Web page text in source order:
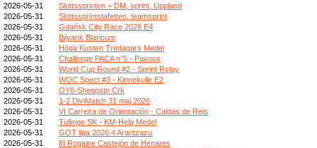
2026-05-31
Slottssprinten + DM, sprint, Uppland
2026-05-31
Slottssprintstafetten, teamsprint
2026-05-31
Gdańsk City Race 2026 E4
2026-05-31
Bijvank Blaricum
2026-05-31
Höga Kusten Tredagars Medel
2026-05-31
Challenge PACA n°5 - Pavoux
2026-05-31
World Cup Round #2 - Sprint Relay
2026-05-31
WOC Spect #3 - Kinnekulle E2
2026-05-31
OY6-Sheepstn Crk
2026-05-31
1-2 DiviMatch 31 maj 2026
2026-05-31
VI Carreira de Orientación - Caldas de Reis
2026-05-31
Tullinge SK - KM-Helg Medel
2026-05-31
GOT liga 2026.4 Arantzazu
2026-05-31
III Rogaine Castejón de Henares